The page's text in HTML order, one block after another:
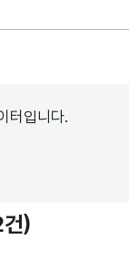
터입니다.
)